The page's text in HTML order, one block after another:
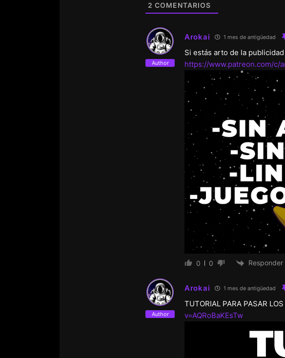
2 COMENTARIOS
Author
Arokai 1 mes de antigüedad
Si estás arto de la
https://www.patreon.com/c/
0 0 Responder
Author
Arokai 1 mes de antigüedad
TUTORIAL PARA PASAR
v=AQRoBaKEsTw